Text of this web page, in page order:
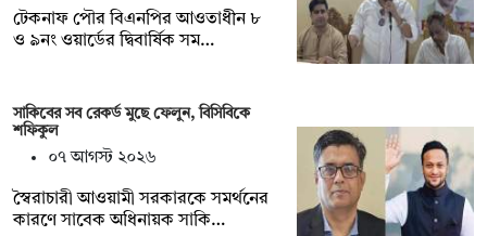
টেকনাফ পৌর বিএনপির আওতাধীন ৮
ও ৯নং ওয়ার্ডের দ্বিবার্ষিক সম…
সাকিবের সব রেকর্ড মুছে ফেলুন, বিসিবিকে
শফিকুল
০৭ আগস্ট ২০২৬
স্বৈরাচারী আওয়ামী সরকারকে সমর্থনের
কারণে সাবেক অধিনায়ক সাকি…